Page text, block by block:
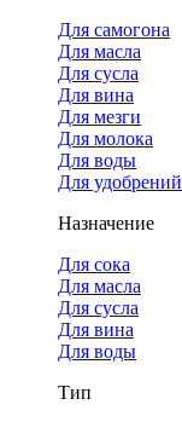
Для самогона
Для масла
Для сусла
Для вина
Для мезги
Для молока
Для воды
Для удобрений
Назначение
Для сока
Для масла
Для сусла
Для вина
Для воды
Тип